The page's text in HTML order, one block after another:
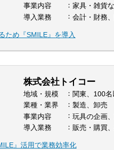
事業内容
家具・雑貨
導入業務
会計・財務
ため『SMILE』を導入
株式会社トイコー
地域・規模
関東、100名
業種・業界
製造、卸売
事業内容
玩具の企画
導入業務
販売・購買
』活用で業務効率化